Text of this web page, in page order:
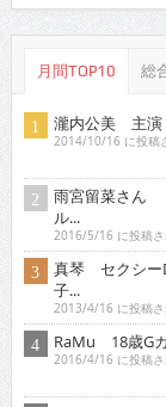
月間TOP10 総
瀧内公美 主演
2014/10/16 に投稿
雨宮留菜さん
ル...
2016/5/16 に投稿さ
真琴 セクシー
子...
2013/4/16 に投稿さ
RaMu 18歳G
2016/4/16 に投稿さ